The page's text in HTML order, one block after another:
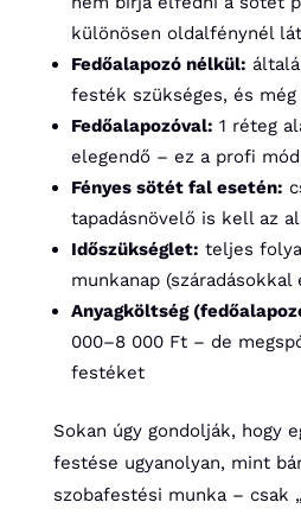
különösen oldalfénynél
Fedőalapozó nélkül:
festék szükséges, és
Fedőalapozóval: 1 réteg
elegendő – ez a profi
Fényes sötét fal esetén:
tapadásnövelő is kell az
Időszükséglet: teljes
munkanap (száradásokkal
Anyagköltség
000–8 000 Ft – de
festéket
Sokan úgy gondolják, hogy
festése ugyanolyan, mint
szobafestési munka – csak